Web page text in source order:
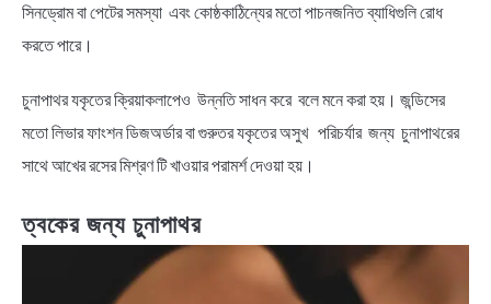
সিনড্রোম বা পেটের সমস্যা এবং কোষ্ঠকাঠিন্যের মতো পাচনজনিত ব্যাধিগুলি রোধ
করতে পারে।
চুনাপাথর যকৃতের ক্রিয়াকলাপেও উন্নতি সাধন করে বলে মনে করা হয়। জন্ডিসের
মতো লিভার ফাংশন ডিজঅর্ডার বা গুরুতর যকৃতের অসুখ পরিচর্যার জন্য চুনাপাথরের
সাথে আখের রসের মিশ্রণ টি খাওয়ার পরামর্শ দেওয়া হয়।
ত্বকের জন্য চুনাপাথর